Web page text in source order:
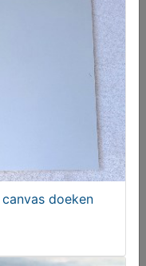
en OTRS rugzak
doeken